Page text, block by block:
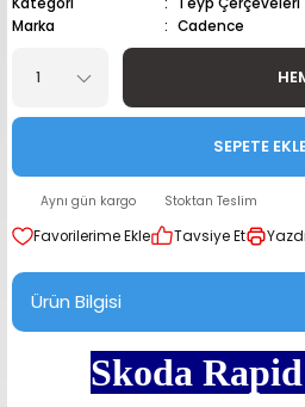
Hoparlör Takımları
Hoparlör Takımları
Takımları
Hoparlör Takımları
Kategori
Teyp Çerçeveleri
Marka
Cadence
SEPETE
Aynı gün kargo Stoktan Teslim
Tavsiye Et
Ürün Bilgisi
Skoda